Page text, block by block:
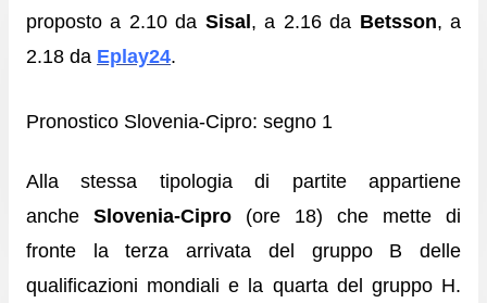
proposto a 2.10 da Sisal, a 2.16 da Betsson, a
2.18 da Eplay24.
Pronostico Slovenia-Cipro: segno 1
Alla stessa tipologia di partite appartiene
anche Slovenia-Cipro (ore 18) che mette di
fronte la terza arrivata del gruppo B delle
qualificazioni mondiali e la quarta del gruppo H.